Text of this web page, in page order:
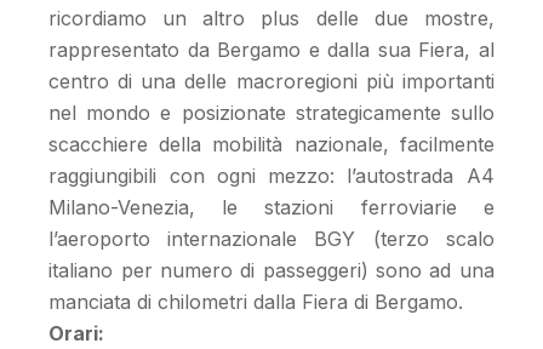
ricordiamo un altro plus delle due mostre,
rappresentato da Bergamo e dalla sua Fiera, al
centro di una delle macroregioni più importanti
nel mondo e posizionate strategicamente sullo
scacchiere della mobilità nazionale, facilmente
raggiungibili con ogni mezzo: l’autostrada A4
Milano-Venezia, le stazioni ferroviarie e
l’aeroporto internazionale BGY (terzo scalo
italiano per numero di passeggeri) sono ad una
manciata di chilometri dalla Fiera di Bergamo.
Orari: